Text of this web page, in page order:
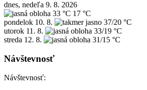
dnes, nedeľa 9. 8. 2026
33 °C 17 °C
pondelok 10. 8.
37/20 °C
utorok 11. 8.
33/19 °C
streda 12. 8. 31/15 °C
Návštevnosť
Návštevnosť: